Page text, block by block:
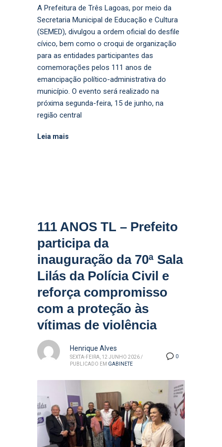
A Prefeitura de Três Lagoas, por meio da
Secretaria Municipal de Educação e Cultura
(SEMED), divulgou a ordem oficial do desfile
cívico, bem como o croqui de organização
para as entidades participantes das
comemorações pelos 111 anos de
emancipação político-administrativa do
município. O evento será realizado na
próxima segunda-feira, 15 de junho, na
região central
Leia mais
111 ANOS TL – Prefeito
participa da
inauguração da 70ª Sala
Lilás da Polícia Civil e
reforça compromisso
com a proteção às
vítimas de violência
0
Henrique Alves
SEXTA-FEIRA, 12 JUNHO 2026 /
PUBLICADO EM GABINETE